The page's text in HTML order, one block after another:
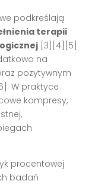
podkreślają
terapii
[3][4][5]
na
pozytywnym
. W praktyce
kompresy,
procentowej
badań